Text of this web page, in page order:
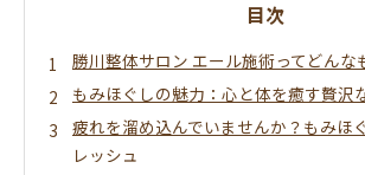
目次
勝川整体サロン エール施術ってどんな
もみほぐしの魅力：心と体を癒す贅沢
疲れを溜め込んでいませんか？もみほ
レッシュ